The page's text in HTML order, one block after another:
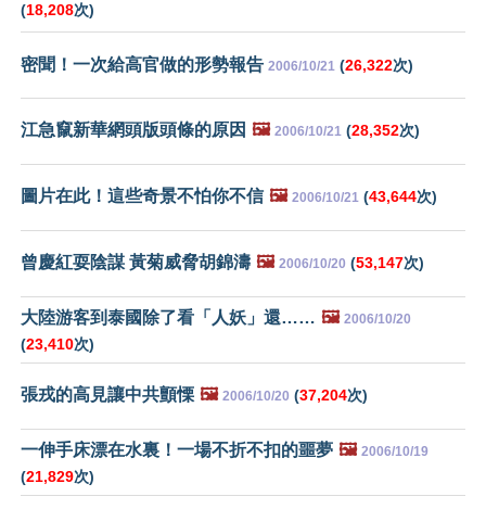
(18,208次)
密聞！一次給高官做的形勢報告 2006/10/21 (26,322次)
江急竄新華網頭版頭條的原因 🖼️ 2006/10/21 (28,352次)
圖片在此！這些奇景不怕你不信 🖼️ 2006/10/21 (43,644次)
曾慶紅耍陰謀 黃菊威脅胡錦濤 🖼️ 2006/10/20 (53,147次)
大陸游客到泰國除了看「人妖」還…… 🖼️ 2006/10/20
(23,410次)
張戎的高見讓中共顫慄 🖼️ 2006/10/20 (37,204次)
一伸手床漂在水裏！一場不折不扣的噩夢 🖼️ 2006/10/19
(21,829次)